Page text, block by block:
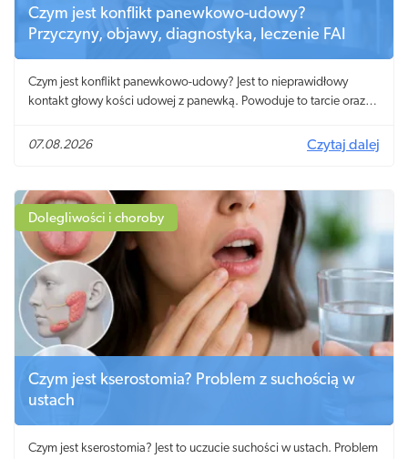
Czym jest konflikt panewkowo-udowy?
Przyczyny, objawy, diagnostyka, leczenie FAI
Czym jest konflikt panewkowo-udowy? Jest to nieprawidłowy
kontakt głowy kości udowej z panewką. Powoduje to tarcie oraz
07.08.2026
Czytaj dalej
Dolegliwości i choroby
Czym jest kserostomia? Problem z suchością w
ustach
Czym jest kserostomia? Jest to uczucie suchości w ustach. Problem